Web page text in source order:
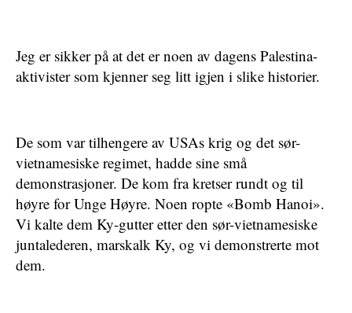
Jeg er sikker på at det er noen av dagens Palestina-
aktivister som kjenner seg litt igjen i slike historier.
De som var tilhengere av USAs krig og det sør-
vietnamesiske regimet, hadde sine små
demonstrasjoner. De kom fra kretser rundt og til
høyre for Unge Høyre. Noen ropte «Bomb Hanoi».
Vi kalte dem Ky-gutter etter den sør-vietnamesiske
juntalederen, marskalk Ky, og vi demonstrerte mot
dem.